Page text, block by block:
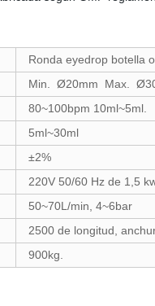
Ronda eyedrop botella
Min. Ø20mm Max.
80~100bpm 10ml~5ml.
5ml~30ml
±2%
220V 50/60 Hz de 1,5
50~70L/min, 4~6bar
2500 de longitud,
900kg.